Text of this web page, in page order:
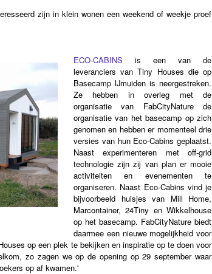
zijn in klein wonen een weekend of weekje proef
ECO-CABINS is een van de
leveranciers van Tiny Houses die op
Basecamp IJmuiden is neergestreken.
Ze hebben in overleg met de
organisatie van FabCityNature de
organisatie van het basecamp op zich
genomen en hebben er momenteel drie
versies van hun Eco-Cabins geplaatst.
Naast experimenteren met off-grid
technologie zijn zij van plan er mooie
activiteiten en evenementen te
organiseren. Naast Eco-Cabins vind je
bijvoorbeeld huisjes van Mill Home,
Marcontainer, 24Tiny en Wikkelhouse
op het basecamp. FabCityNature biedt
daarmee een nieuwe mogelijkheid voor
op een plek te bekijken en inspiratie op te doen voor
zo zagen we op de opening op 29 september waar
op af kwamen.'